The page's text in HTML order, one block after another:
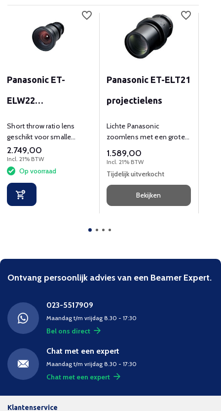
Panasonic ET-
ELW22
projectielens
Short throw ratio lens
geschikt voor smalle
ruimtes.
2.749,00
Incl. 21% BTW
Op voorraad
Panasonic ET-ELT21
projectielens
Lichte Panasonic
zoomlens met een grote
1.589,00
Incl. 21% BTW
Tijdelijk uitverkocht
Bekijken
Ontvang persoonlijk advies van een Beamer Expert.
023-5517909
Maandag t/m vrijdag 8.30 - 17:30
Bel ons direct
Chat met een expert
Maandag t/m vrijdag 8.30 - 17:30
Chat met een expert
Klantenservice